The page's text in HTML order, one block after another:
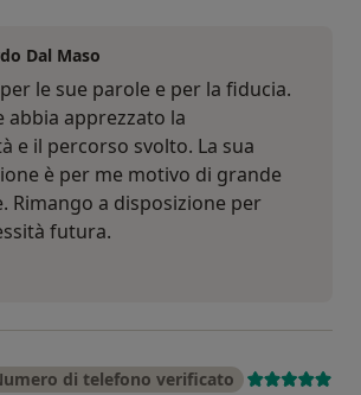
Dal Maso
le sue parole e per la fiducia.
abbia apprezzato la
e il percorso svolto. La sua
è per me motivo di grande
Rimango a disposizione per
futura.
di telefono verificato